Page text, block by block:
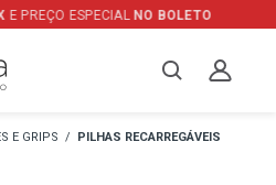
ESPECIALNO BOLETO
E GRIPS PILHAS RECARREGÁVEIS